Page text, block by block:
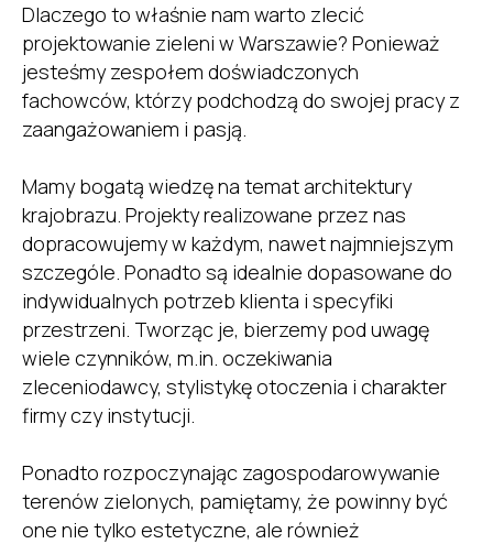
Dlaczego to właśnie nam warto zlecić
projektowanie zieleni w Warszawie? Ponieważ
jesteśmy zespołem doświadczonych
fachowców, którzy podchodzą do swojej pracy z
zaangażowaniem i pasją.
Mamy bogatą wiedzę na temat architektury
krajobrazu. Projekty realizowane przez nas
dopracowujemy w każdym, nawet najmniejszym
szczególe. Ponadto są idealnie dopasowane do
indywidualnych potrzeb klienta i specyfiki
przestrzeni. Tworząc je, bierzemy pod uwagę
wiele czynników, m.in. oczekiwania
zleceniodawcy, stylistykę otoczenia i charakter
firmy czy instytucji.
Ponadto rozpoczynając zagospodarowywanie
terenów zielonych, pamiętamy, że powinny być
one nie tylko estetyczne, ale również